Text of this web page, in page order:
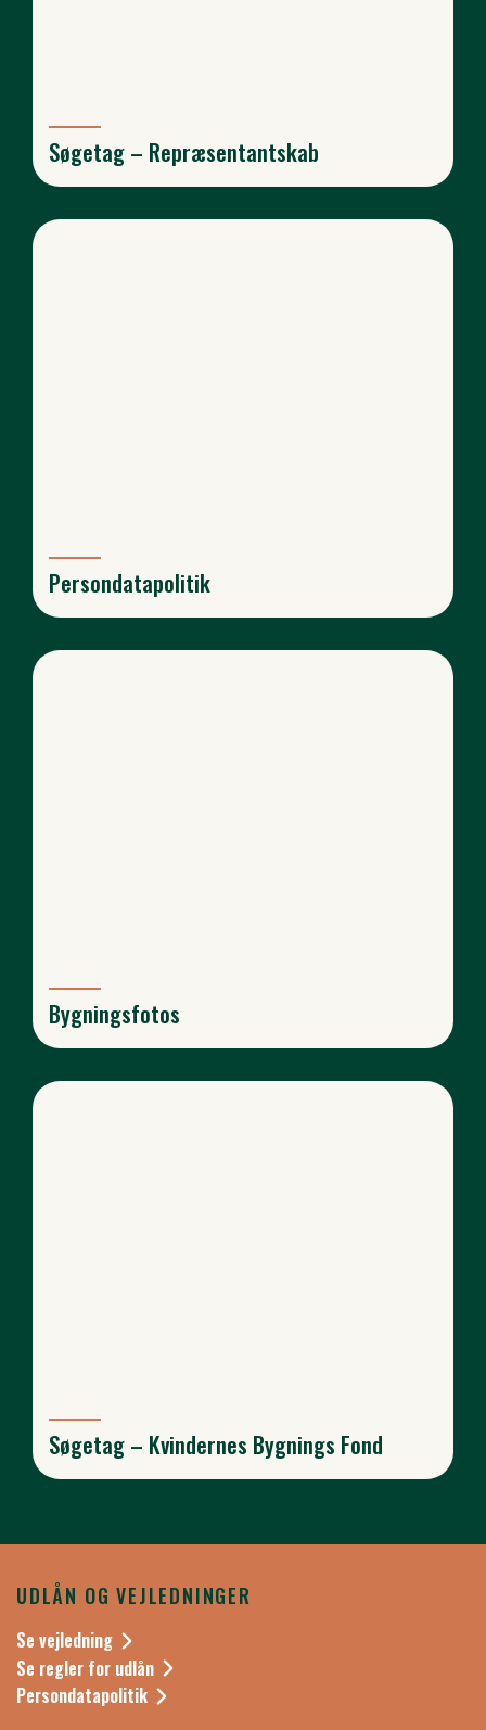
Søgetag – Repræsentantskab
Persondatapolitik
Bygningsfotos
Søgetag – Kvindernes Bygnings Fond
UDLÅN OG VEJLEDNINGER
Se vejledning
Se regler for udlån
Persondatapolitik